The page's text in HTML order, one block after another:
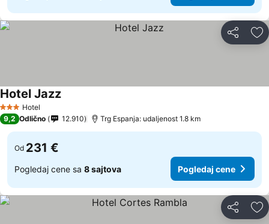
Deli
3 Zvezdice
Hotel
Hotel Jazz
9,2 Odlično 12.910 Trg Espanja: udaljenost 1.8 km
Od 231 €
Pogledaj cene sa 8 sajtova Pogledaj cene
Deli